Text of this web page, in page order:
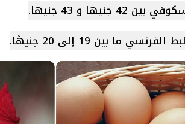
جنيها و 43 جنيها.
ما بين 19 إلى 20 جنيهًا.